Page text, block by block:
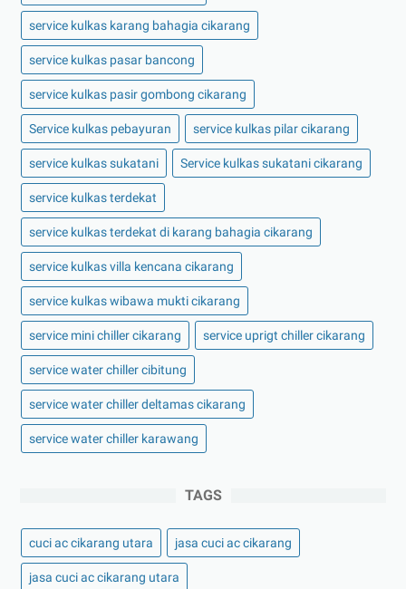
service kulkas karang bahagia cikarang
service kulkas pasar bancong
service kulkas pasir gombong cikarang
Service kulkas pebayuran service kulkas pilar cikarang
service kulkas sukatani Service kulkas sukatani cikarang
service kulkas terdekat
service kulkas terdekat di karang bahagia cikarang
service kulkas villa kencana cikarang
service kulkas wibawa mukti cikarang
service mini chiller cikarang service uprigt chiller cikarang
service water chiller cibitung
service water chiller deltamas cikarang
service water chiller karawang
TAGS
cuci ac cikarang utara jasa cuci ac cikarang
jasa cuci ac cikarang utara